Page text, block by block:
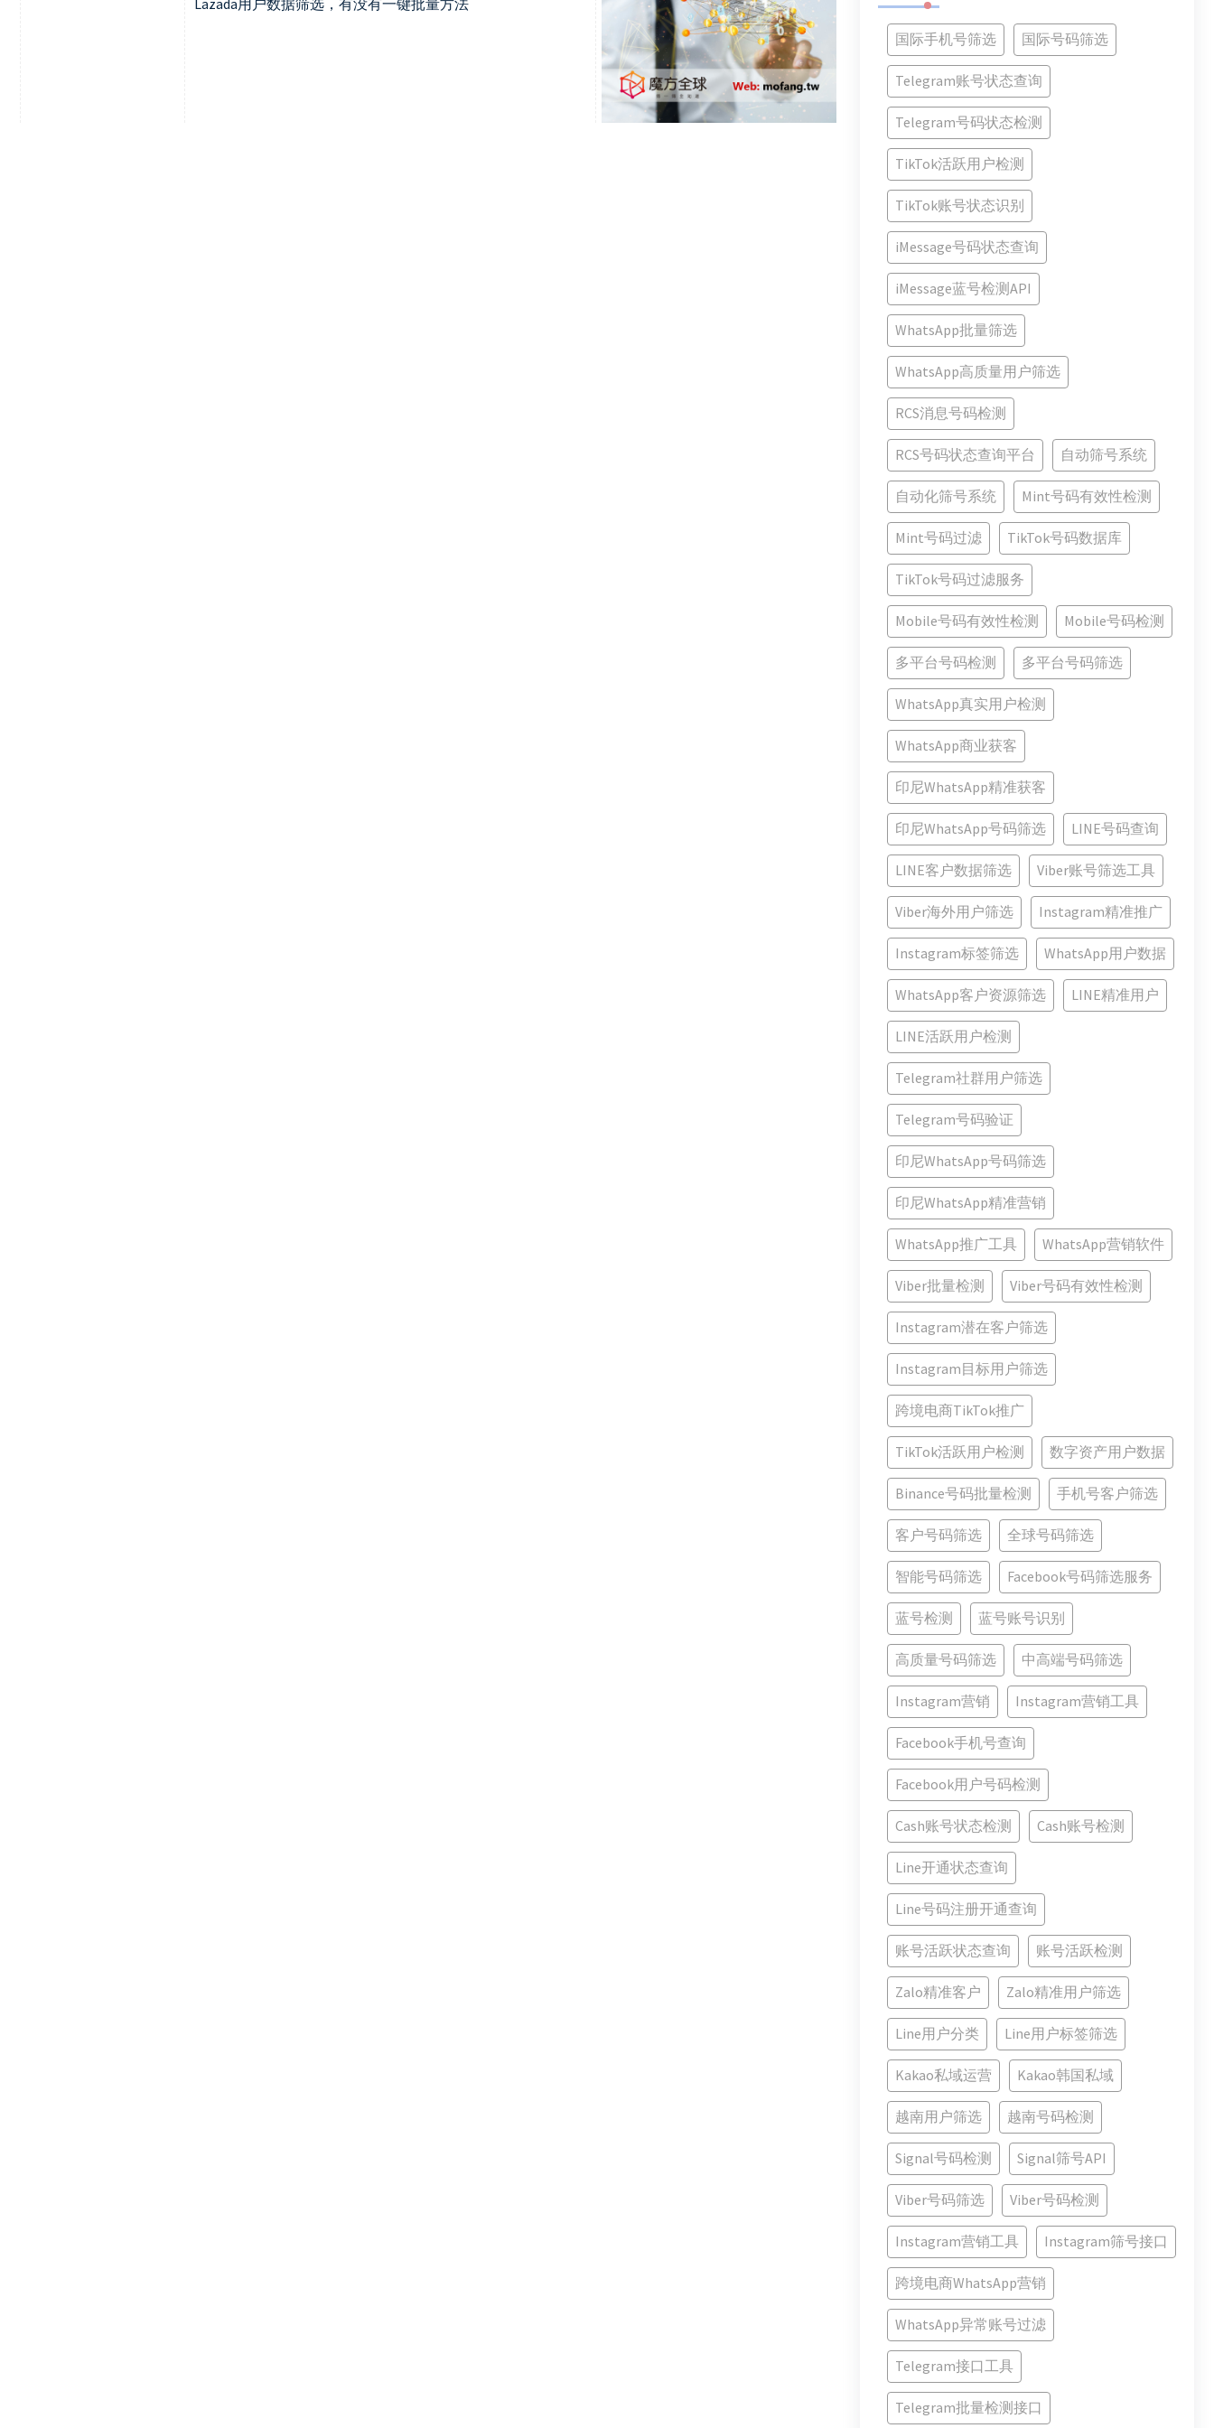
国际手机号筛选
国际号码筛选
Telegram账号状态查询
Telegram号码状态检测
TikTok活跃用户检测
TikTok账号状态识别
iMessage号码状态查询
iMessage蓝号检测API
WhatsApp批量筛选
WhatsApp高质量用户筛选
RCS消息号码检测
RCS号码状态查询平台 自动筛号系统
自动化筛号系统 Mint号码有效性检测
Mint号码过滤 TikTok号码数据库
TikTok号码过滤服务
Mobile号码有效性检测 Mobile号码检测
多平台号码检测 多平台号码筛选
WhatsApp真实用户检测
WhatsApp商业获客
印尼WhatsApp精准获客
印尼WhatsApp号码筛选 LINE号码查询
LINE客户数据筛选 Viber账号筛选工具
Viber海外用户筛选 Instagram精准推广
Instagram标签筛选 WhatsApp用户数据
WhatsApp客户资源筛选 LINE精准用户
LINE活跃用户检测
Telegram社群用户筛选
Telegram号码验证
印尼WhatsApp号码筛选
印尼WhatsApp精准营销
WhatsApp推广工具 WhatsApp营销软件
Viber批量检测 Viber号码有效性检测
Instagram潜在客户筛选
Instagram目标用户筛选
跨境电商TikTok推广
TikTok活跃用户检测 数字资产用户数据
Binance号码批量检测 手机号客户筛选
客户号码筛选 全球号码筛选
智能号码筛选 Facebook号码筛选服务
蓝号检测 蓝号账号识别
高质量号码筛选 中高端号码筛选
Instagram营销 Instagram营销工具
Facebook手机号查询
Facebook用户号码检测
Cash账号状态检测 Cash账号检测
Line开通状态查询
Line号码注册开通查询
账号活跃状态查询 账号活跃检测
Zalo精准客户 Zalo精准用户筛选
Line用户分类 Line用户标签筛选
Kakao私域运营 Kakao韩国私域
越南用户筛选 越南号码检测
Signal号码检测 Signal筛号API
Viber号码筛选 Viber号码检测
Instagram营销工具 Instagram筛号接口
跨境电商WhatsApp营销
WhatsApp异常账号过滤
Telegram接口工具
Telegram批量检测接口